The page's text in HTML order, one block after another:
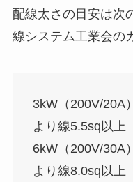
配線太さの目安は次
線システム工業会の
3kW（200V/20A
より線5.5sq以上
6kW（200V/30A
より線8.0sq以上